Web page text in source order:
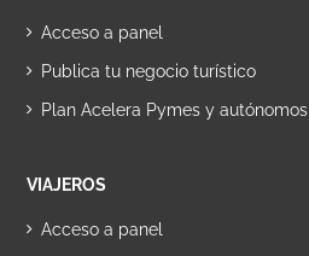
Acceso a panel
Publica tu negocio turístico
Plan Acelera Pymes y autónomos
VIAJEROS
Acceso a panel